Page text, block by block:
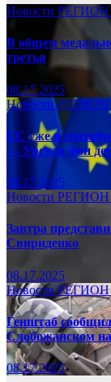
Новости
В общем
третья
08.17.2025
Новости
ЕС уже в
— Урсула фон
08.17.2025
Новости РЕГИОН
Завтра
Свириденко
08.17.2025
Новости
Генштаб
Слобожанском
08.17.2025